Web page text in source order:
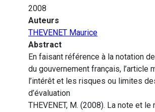
2008
Auteurs
THEVENET Maurice
Abstract
En faisant référence à la notation
du gouvernement français, l’article
l’intérêt et les risques ou limites
d’évaluation
THEVENET, M. (2008). La note et le